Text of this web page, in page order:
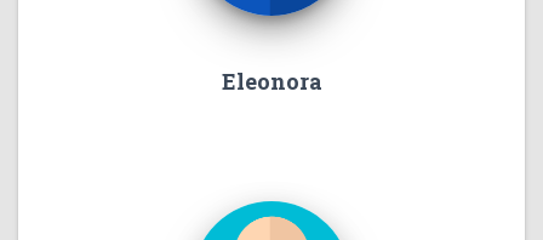
Eleonora